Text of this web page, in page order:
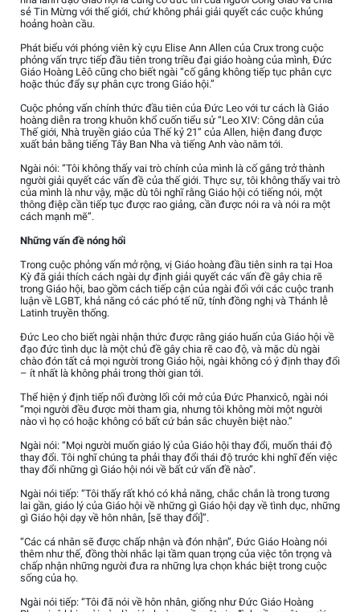
sẻ Tin Mừng với thế giới, chứ không phải giải quyết các cuộc khủng
hoảng hoàn cầu.
Phát biểu với phóng viên kỳ cựu Elise Ann Allen của Crux trong cuộc
phỏng vấn trực tiếp đầu tiên trong triều đại giáo hoàng của mình, Đức
Giáo Hoàng Lêô cũng cho biết ngài “cố gắng không tiếp tục phân cực
hoặc thúc đẩy sự phân cực trong Giáo hội.”
Cuộc phỏng vấn chính thức đầu tiên của Đức Leo với tư cách là Giáo
hoàng diễn ra trong khuôn khổ cuốn tiểu sử “Leo XIV: Công dân của
Thế giới, Nhà truyền giáo của Thế kỷ 21” của Allen, hiện đang được
xuất bản bằng tiếng Tây Ban Nha và tiếng Anh vào năm tới.
Ngài nói: “Tôi không thấy vai trò chính của mình là cố gắng trở thành
người giải quyết các vấn đề của thế giới. Thực sự, tôi không thấy vai trò
của mình là như vậy, mặc dù tôi nghĩ rằng Giáo hội có tiếng nói, một
thông điệp cần tiếp tục được rao giảng, cần được nói ra và nói ra một
cách mạnh mẽ”.
Những vấn đề nóng hổi
Trong cuộc phỏng vấn mở rộng, vị Giáo hoàng đầu tiên sinh ra tại Hoa
Kỳ đã giải thích cách ngài dự định giải quyết các vấn đề gây chia rẽ
trong Giáo hội, bao gồm cách tiếp cận của ngài đối với các cuộc tranh
luận về LGBT, khả năng có các phó tế nữ, tính đồng nghị và Thánh lễ
Latinh truyền thống.
Đức Leo cho biết ngài nhận thức được rằng giáo huấn của Giáo hội về
đạo đức tình dục là một chủ đề gây chia rẽ cao độ, và mặc dù ngài
chào đón tất cả mọi người trong Giáo hội, ngài không có ý định thay đổi
– ít nhất là không phải trong thời gian tới.
Thể hiện ý định tiếp nối đường lối cởi mở của Đức Phanxicô, ngài nói
“mọi người đều được mời tham gia, nhưng tôi không mời một người
nào vì họ có hoặc không có bất cứ bản sắc chuyên biệt nào.”
Ngài nói: “Mọi người muốn giáo lý của Giáo hội thay đổi, muốn thái độ
thay đổi. Tôi nghĩ chúng ta phải thay đổi thái độ trước khi nghĩ đến việc
thay đổi những gì Giáo hội nói về bất cứ vấn đề nào”.
Ngài nói tiếp: “Tôi thấy rất khó có khả năng, chắc chắn là trong tương
lai gần, giáo lý của Giáo hội về những gì Giáo hội dạy về tình dục, những
gì Giáo hội dạy về hôn nhân, [sẽ thay đổi]”.
“Các cá nhân sẽ được chấp nhận và đón nhận”, Đức Giáo Hoàng nói
thêm như thế, đồng thời nhắc lại tầm quan trọng của việc tôn trọng và
chấp nhận những người đưa ra những lựa chọn khác biệt trong cuộc
sống của họ.
Ngài nói tiếp: “Tôi đã nói về hôn nhân, giống như Đức Giáo Hoàng